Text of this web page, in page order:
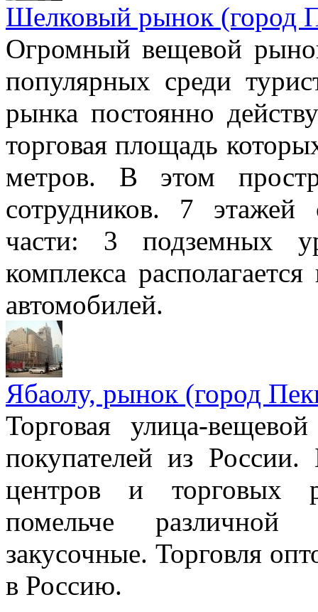
Шелковый рынок (город
Огромный вещевой
популярных среди
рынка постоянно
торговая площадь
метров. В этом
сотрудников. 7 этажей
части: 3 подземных
комплекса
автомобилей.
Ябаолу, рынок (город
Торговая улица-
покупателей из России.
центров и торговых
помельче различной
закусочные. Торговля
в Россию.